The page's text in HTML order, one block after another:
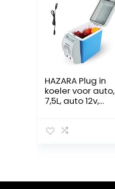
HAZARA Plug in
koeler voor auto,
7,5L, auto 12v,
met koel- en
voertuigen